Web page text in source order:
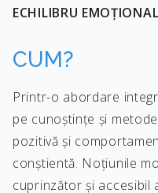
ECHILIBRU
CUM?
Printr-o abordare
pe cunoștințe și
pozitivă și
conștientă. Noțiunile
cuprinzător și accesibil